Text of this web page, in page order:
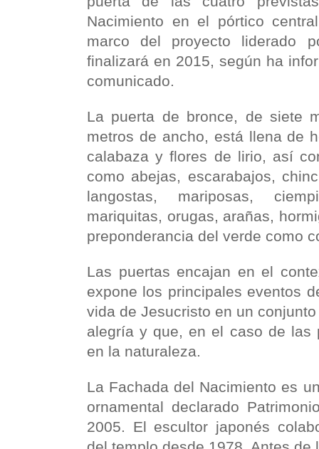
Nacimiento en el pórtico
marco del proyecto liderado
finalizará en 2015, según ha
comunicado.
La puerta de bronce, de siete
metros de ancho, está llena de
calabaza y flores de lirio, así
como abejas, escarabajos,
langostas, mariposas,
mariquitas, orugas, arañas,
preponderancia del verde como
Las puertas encajan en el
expone los principales eventos
vida de Jesucristo en un
alegría y que, en el caso de las
en la naturaleza.
La Fachada del Nacimiento es
ornamental declarado
2005. El escultor japonés